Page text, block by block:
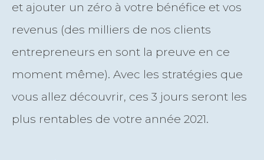
et ajouter un zéro à votre bénéfice et vos
revenus (des milliers de nos clients
entrepreneurs en sont la preuve en ce
moment même). Avec les stratégies que
vous allez découvrir, ces 3 jours seront les
plus rentables de votre année 2021.